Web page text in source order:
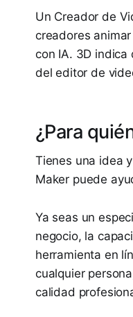
Un Creador de
creadores
con IA. 3D
del editor de
¿Para
Tienes una idea
Maker puede
Ya seas un
negocio, la
herramienta en
cualquier
calidad